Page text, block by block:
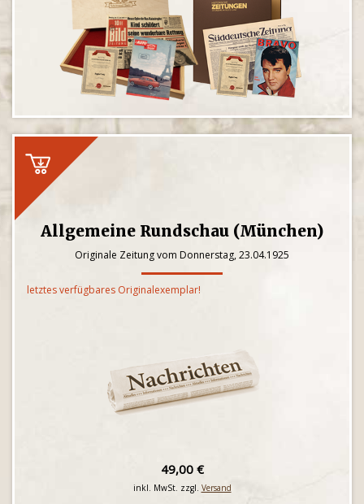
Allgemeine Rundschau (München)
Originale Zeitung vom Donnerstag, 23.04.1925
letztes verfügbares Originalexemplar!
49,00 €
inkl. MwSt. zzgl. Versand